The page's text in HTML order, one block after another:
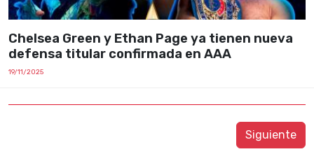
Chelsea Green y Ethan Page ya tienen nueva
defensa titular confirmada en AAA
19/11/2025
Siguiente